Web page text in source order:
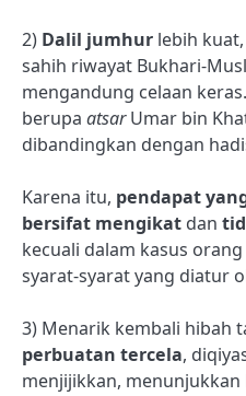
2) Dalil jumhur lebih
sahih riwayat Bukhari-
mengandung celaan
berupa atsarUmar bin
dibandingkan dengan
Karena itu, pendapat
bersifat mengikat dan
kecuali dalam kasus
syarat-syarat yang diatur
3) Menarik kembali hibah
perbuatan tercela,
menjijikkan,